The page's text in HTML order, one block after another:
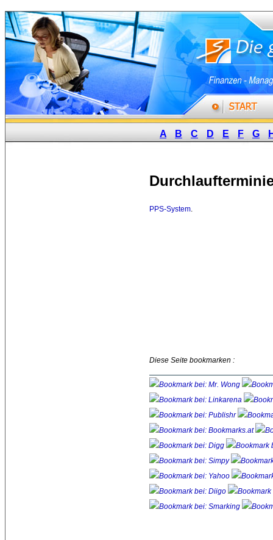
A B C D E F G
PPS-System.
Diese Seite bookmarken :